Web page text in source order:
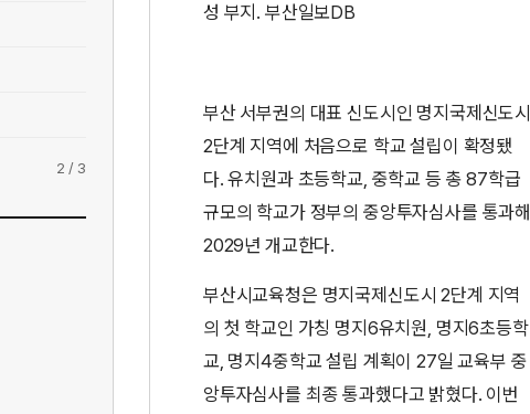
2 / 3
성 부지. 부산일보DB
부산 서부권의 대표 신도시인 명지국제신도시
2단계 지역에 처음으로 학교 설립이 확정됐
다. 유치원과 초등학교, 중학교 등 총 87학급
규모의 학교가 정부의 중앙투자심사를 통과해
2029년 개교한다.
부산시교육청은 명지국제신도시 2단계 지역
의 첫 학교인 가칭 명지6유치원, 명지6초등학
교, 명지4중학교 설립 계획이 27일 교육부 중
앙투자심사를 최종 통과했다고 밝혔다. 이번